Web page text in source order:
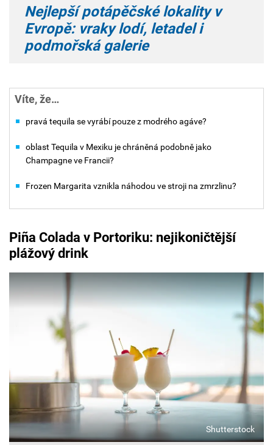
Nejlepší potápěčské lokality v
Evropě: vraky lodí, letadel i
podmořská galerie
Víte, že…
pravá tequila se vyrábí pouze z modrého agáve?
oblast Tequila v Mexiku je chráněná podobně jako
Champagne ve Francii?
Frozen Margarita vznikla náhodou ve stroji na zmrzlinu?
Piña Colada v Portoriku: nejikoničtější
plážový drink
Shutterstock